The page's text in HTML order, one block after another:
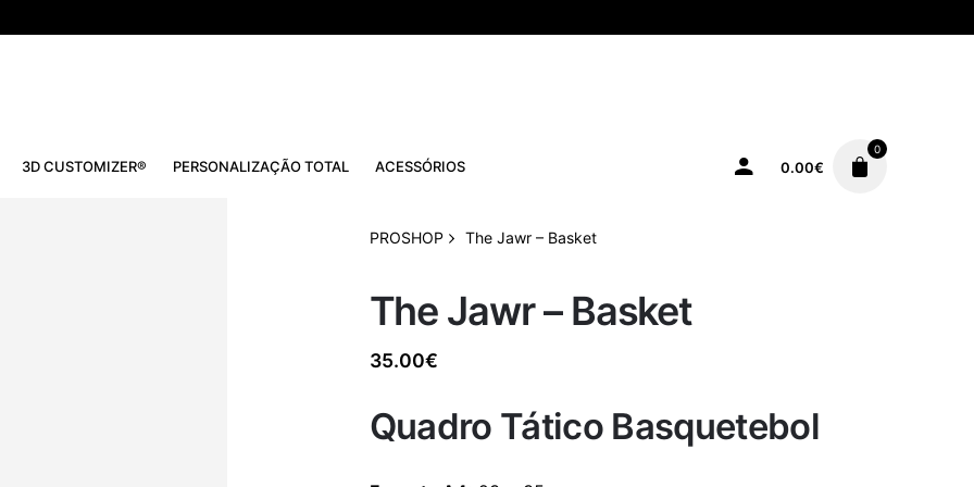
3D CUSTOMIZER® PERSONALIZAÇÃO TOTAL ACESSÓRIOS 0.00€
0
PROSHOP The Jawr – Basket
The Jawr – Basket
35.00€
Quadro Tático Basquetebol